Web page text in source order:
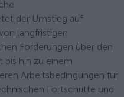
der Umstieg auf
langfristigen
Förderungen über den
bis hin zu einem
Arbeitsbedingungen für
Fortschritte und